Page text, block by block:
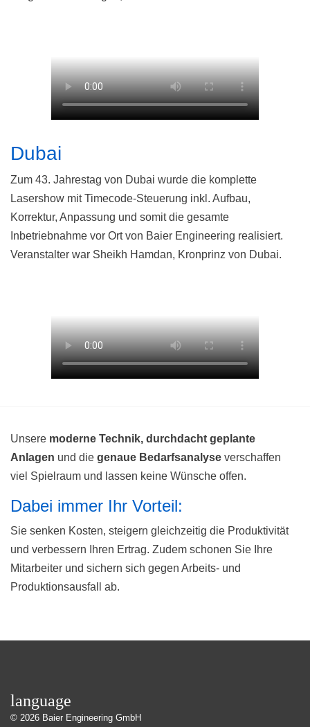
Dubai
Zum 43. Jahrestag von Dubai wurde die komplette
Lasershow mit Timecode-Steuerung inkl. Aufbau,
Korrektur, Anpassung und somit die gesamte
Inbetriebnahme vor Ort von Baier Engineering realisiert.
Veranstalter war Sheikh Hamdan, Kronprinz von Dubai.
Unsere moderne Technik, durchdacht geplante
Anlagen und die genaue Bedarfsanalyse verschaffen
viel Spielraum und lassen keine Wünsche offen.
Dabei immer Ihr Vorteil:
Sie senken Kosten, steigern gleichzeitig die Produktivität
und verbessern Ihren Ertrag. Zudem schonen Sie Ihre
Mitarbeiter und sichern sich gegen Arbeits- und
Produktionsausfall ab.
language
© 2026 Baier Engineering GmbH